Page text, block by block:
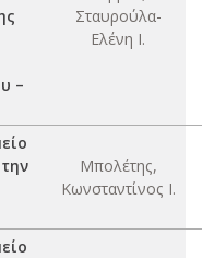
–
Σταυρούλα-
Ελένη Ι.
Μπολέτης,
Κωνσταντίνος Ι.